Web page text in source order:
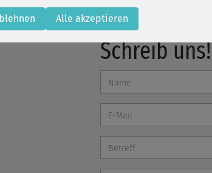
Schreib uns!
Alle akzeptieren